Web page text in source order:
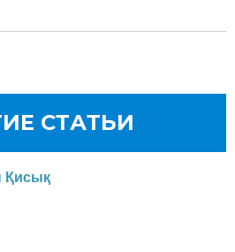
СТАТЬИ
Қисық